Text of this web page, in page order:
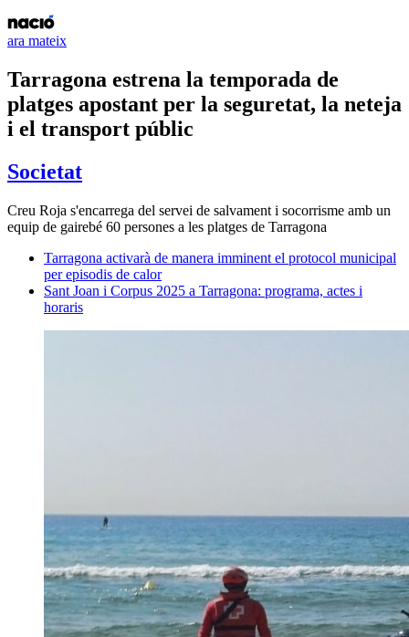
ara mateix
Tarragona estrena la temporada de
platges apostant per la seguretat, la neteja
i el transport públic
Societat
Creu Roja s'encarrega del servei de salvament i socorrisme amb un
equip de gairebé 60 persones a les platges de Tarragona
Tarragona activarà de manera imminent el protocol municipal
per episodis de calor
Sant Joan i Corpus 2025 a Tarragona: programa, actes i
horaris